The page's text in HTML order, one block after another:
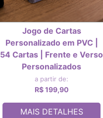
Jogo de Cartas
Personalizado em PVC |
54 Cartas | Frente e Verso
Personalizados
a partir de:
R$ 199,90
MAIS DETALHES